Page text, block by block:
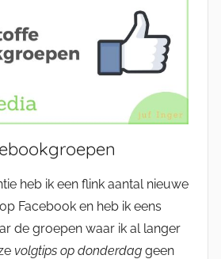
heb ik een flink aantal nieuwe
Facebook en heb ik eens
de groepen waar ik al langer
volgtips op donderdag geen